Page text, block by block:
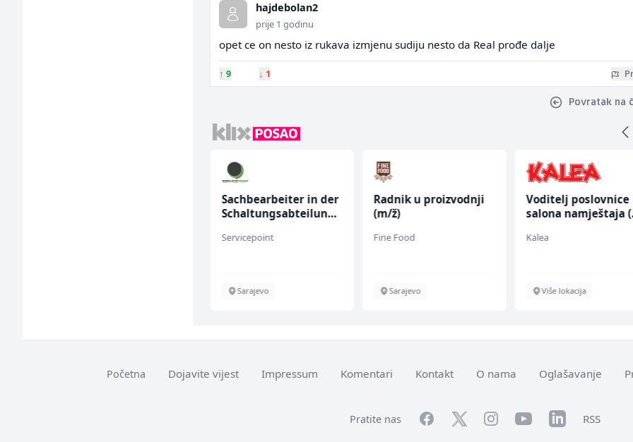
hajdebolan2
prije 1 godinu
opet ce on nesto iz rukava izmjenu sudiju nesto da Real prođe dalje
↑ 9 ↓ 1
Povratak na
Sachbearbeiter in der
Schaltungsabteilung
Servicepoint
Sarajevo
Radnik u proizvodnji
(m/ž)
Fine Food
Sarajevo
Voditelj poslovnice
salona namještaja
Kalea
Više lokacija
Početna Dojavite vijest Impressum Komentari Kontakt O nama Oglašavanje
Pratite nas FacebookTwitterInstagramYouTubeLinkedInRSS